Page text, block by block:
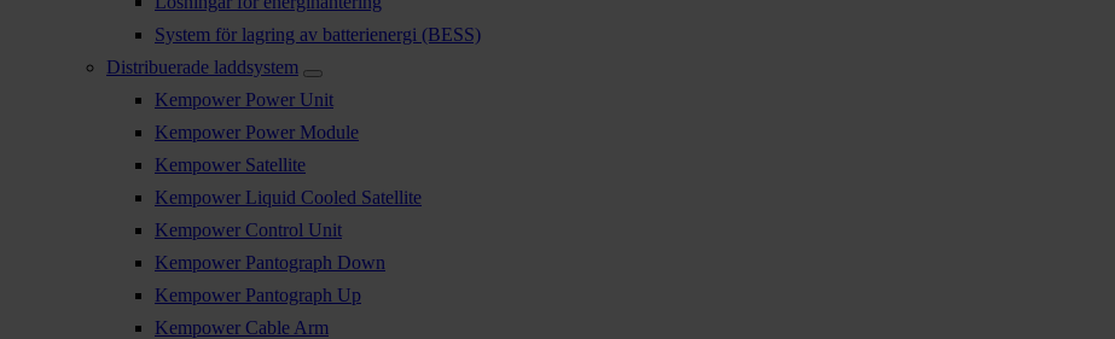
System för lagring av batterienergi (BESS)
Distribuerade laddsystem
Kempower Power Unit
Kempower Power Module
Kempower Satellite
Kempower Liquid Cooled Satellite
Kempower Control Unit
Kempower Pantograph Down
Kempower Pantograph Up
Kempower Cable Arm